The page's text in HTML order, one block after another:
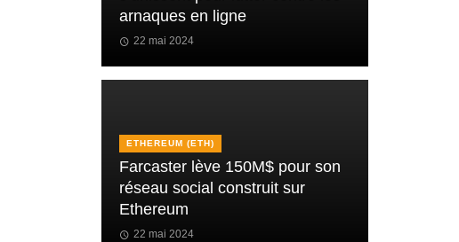
arnaques en ligne
22 mai 2024
ETHEREUM (ETH)
Farcaster lève 150M$ pour son
réseau social construit sur
Ethereum
22 mai 2024